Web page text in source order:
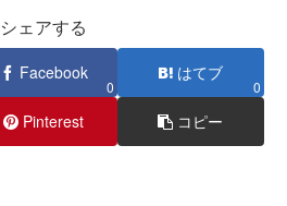
シェアする
Facebook
0
はてブ
0
Pinterest コピー